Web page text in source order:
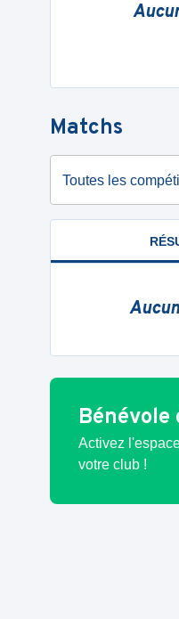
Matchs
Toutes les
Bénévole
Activez
votre club !